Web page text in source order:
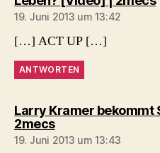
19. Juni 2013 um 13:42
[…] ACT UP […]
ANTWORTEN
Larry Kramer bekommt
2mecssagt:
19. Juni 2013 um 13:43